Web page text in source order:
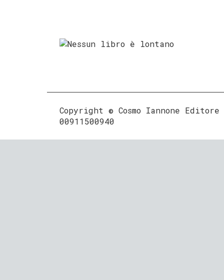
Copyright © Cosmo Iannone
00911500940